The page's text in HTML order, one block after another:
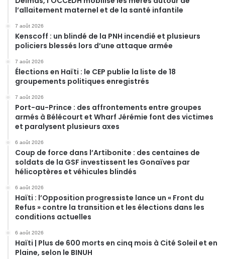
l’allaitement maternel et de la santé infantile
7 août 2026
Kenscoff : un blindé de la PNH incendié et plusieurs
policiers blessés lors d’une attaque armée
7 août 2026
Élections en Haïti : le CEP publie la liste de 18
groupements politiques enregistrés
7 août 2026
Port-au-Prince : des affrontements entre groupes
armés à Bélécourt et Wharf Jérémie font des victimes
et paralysent plusieurs axes
6 août 2026
Coup de force dans l’Artibonite : des centaines de
soldats de la GSF investissent les Gonaïves par
hélicoptères et véhicules blindés
6 août 2026
Haïti : l’Opposition progressiste lance un « Front du
Refus » contre la transition et les élections dans les
conditions actuelles
6 août 2026
Haïti | Plus de 600 morts en cinq mois à Cité Soleil et en
Plaine, selon le BINUH